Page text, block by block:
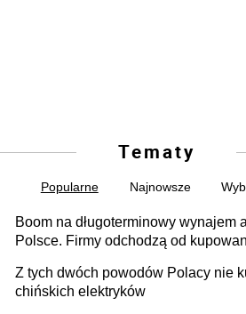
Tematy
Popularne Najnowsze
Boom na długoterminowy wynajem
Polsce. Firmy odchodzą od
Z tych dwóch powodów Polacy nie
chińskich elektryków